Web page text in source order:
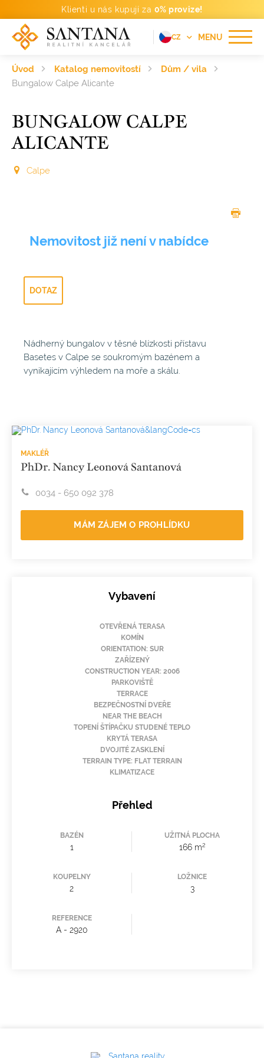
Klienti u nás kupují za 0% provize!
MENU
CZ
PT
Úvod Katalog nemovitostí
Dům / vila
Bungalow Calpe Alicante
BUNGALOW CALPE
ALICANTE
Calpe
Nemovitost již není v nabídce
DOTAZ
Nádherný bungalov v těsné blízkosti přístavu
Basetes v Calpe se soukromým bazénem a
vynikajícím výhledem na moře a skálu.
MAKLÉŘ
PhDr. Nancy Leonová Santanová
0034 - 650 092 378
MÁM ZÁJEM O PROHLÍDKU
Vybavení
OTEVŘENÁ TERASA
KOMÍN
ORIENTATION: SUR
ZAŘÍZENÝ
CONSTRUCTION YEAR: 2006
PARKOVIŠTĚ
TERRACE
BEZPEČNOSTNÍ DVEŘE
NEAR THE BEACH
TOPENÍ ŠTÍPAČKU STUDENÉ TEPLO
KRYTÁ TERASA
DVOJITÉ ZASKLENÍ
TERRAIN TYPE: FLAT TERRAIN
KLIMATIZACE
Přehled
BAZÉN
1
UŽITNÁ PLOCHA
166 m2
KOUPELNY
2
LOŽNICE
3
REFERENCE
A - 2920